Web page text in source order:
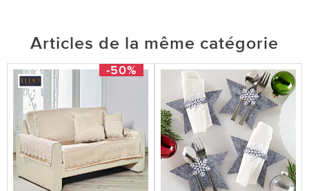
Articles de la même catégorie
-50%